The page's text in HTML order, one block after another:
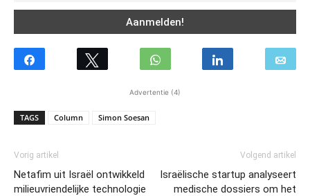
Advertentie (4)
TAGS Column Simon Soesan
Vorig artikel
Netafim uit Israël ontwikkeld
milieuvriendelijke technologie
Volgend artikel
Israëlische startup analyseert
medische dossiers om het